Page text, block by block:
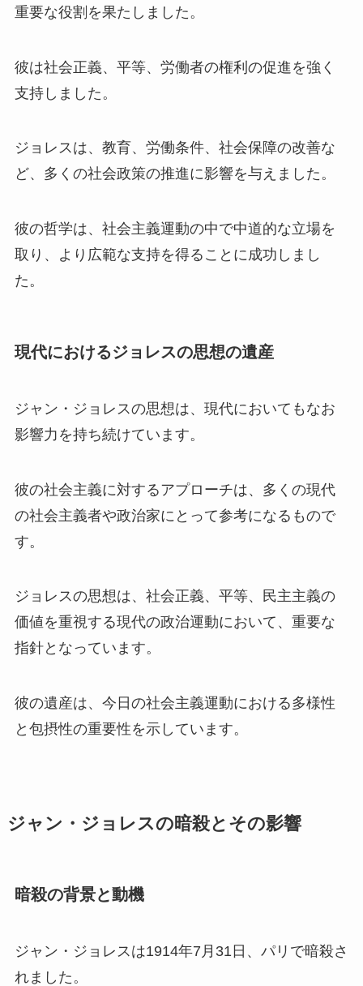
重要な役割を果たしました。
彼は社会正義、平等、労働者の権利の促進を強く
支持しました。
ジョレスは、教育、労働条件、社会保障の改善な
ど、多くの社会政策の推進に影響を与えました。
彼の哲学は、社会主義運動の中で中道的な立場を
取り、より広範な支持を得ることに成功しまし
た。
現代におけるジョレスの思想の遺産
ジャン・ジョレスの思想は、現代においてもなお
影響力を持ち続けています。
彼の社会主義に対するアプローチは、多くの現代
の社会主義者や政治家にとって参考になるもので
す。
ジョレスの思想は、社会正義、平等、民主主義の
価値を重視する現代の政治運動において、重要な
指針となっています。
彼の遺産は、今日の社会主義運動における多様性
と包摂性の重要性を示しています。
ジャン・ジョレスの暗殺とその影響
暗殺の背景と動機
ジャン・ジョレスは1914年7月31日、パリで暗殺さ
れました。